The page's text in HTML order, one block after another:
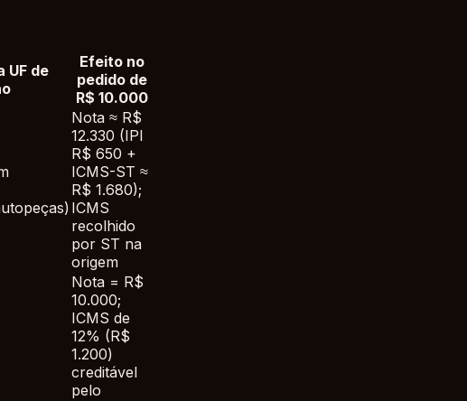
UF de
Efeito no
pedido de
R$ 10.000
Nota ≈ R$
12.330 (IPI
R$ 650 +
ICMS-ST ≈
R$ 1.680);
ICMS
recolhido
por ST na
origem
Nota = R$
10.000;
ICMS de
12% (R$
1.200)
creditável
pelo